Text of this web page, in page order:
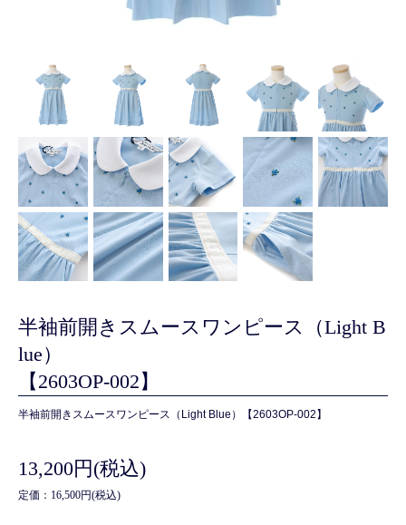
半袖前開きスムースワンピース（Light B
lue）
【2603OP-002】
半袖前開きスムースワンピース（Light Blue）【2603OP-002】
13,200円(税込)
定価：16,500円(税込)